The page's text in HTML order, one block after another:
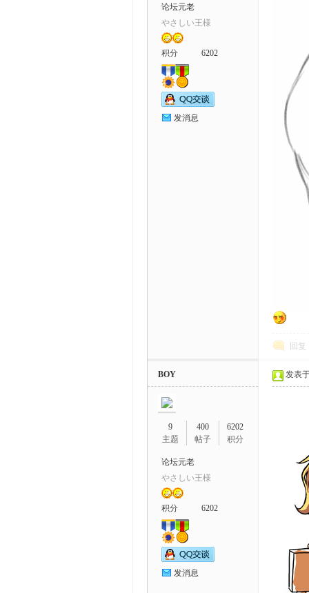
论坛元老
やさしい王様
积分 6202
发消息
回复
BOY
9
主题
400
帖子
6202
积分
论坛元老
やさしい王様
积分 6202
发消息
发表